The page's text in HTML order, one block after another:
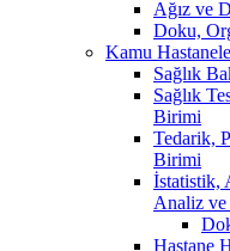
Ağız ve
Doku,
Kamu
Sağlık
Sağlık
Birimi
Tedarik,
Birimi
İstatistik,
Analiz ve
Hastane